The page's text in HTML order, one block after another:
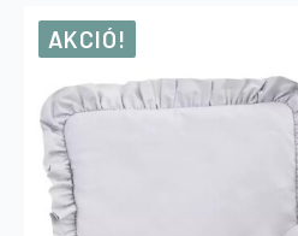
AKCIÓ!